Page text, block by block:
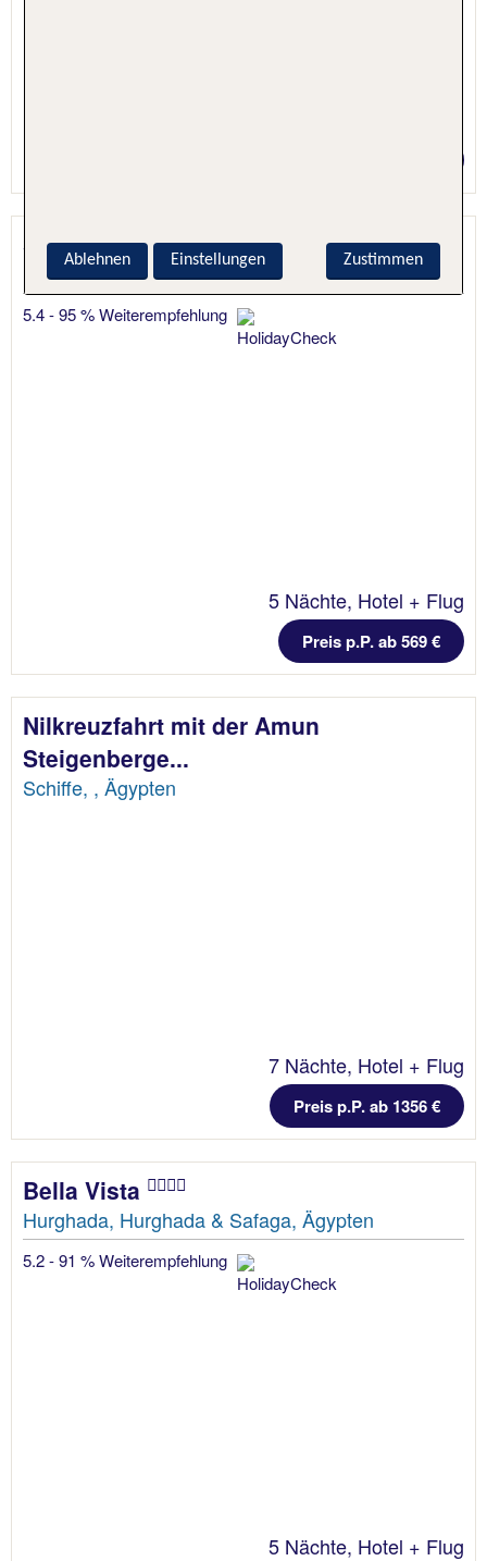
Sindbad Club
Hurghada, Hurghada & Safaga, Ägypten
5.4 - 95 % Weiterempfehlung
5 Nächte, Hotel + Flug
Preis p.P. ab 569 €
Nilkreuzfahrt mit der Amun
Steigenberge...
Schiffe, , Ägypten
7 Nächte, Hotel + Flug
Preis p.P. ab 1356 €
Bella Vista
Hurghada, Hurghada & Safaga, Ägypten
5.2 - 91 % Weiterempfehlung
5 Nächte, Hotel + Flug
Zustimmen
Ablehnen Einstellungen